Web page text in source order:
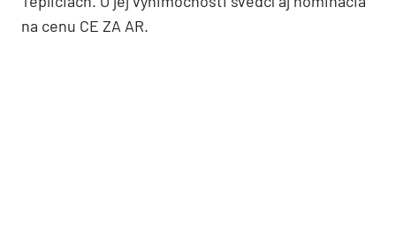
na cenu CE ZA AR.